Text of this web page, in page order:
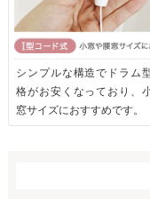
シンプルな構造でドラム
格がお安くなっており、
窓サイズにおすすめです。